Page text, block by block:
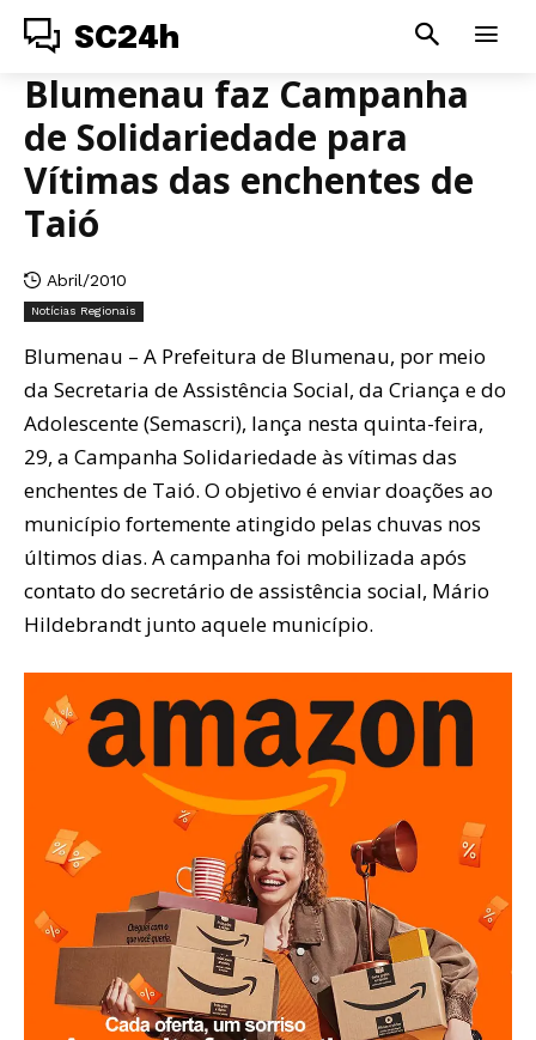
SC24h
Blumenau faz Campanha
de Solidariedade para
Vítimas das enchentes de
Taió
Abril/2010
Notícias Regionais
Blumenau – A Prefeitura de Blumenau, por meio
da Secretaria de Assistência Social, da Criança e do
Adolescente (Semascri), lança nesta quinta-feira,
29, a Campanha Solidariedade às vítimas das
enchentes de Taió. O objetivo é enviar doações ao
município fortemente atingido pelas chuvas nos
últimos dias. A campanha foi mobilizada após
contato do secretário de assistência social, Mário
Hildebrandt junto aquele município.